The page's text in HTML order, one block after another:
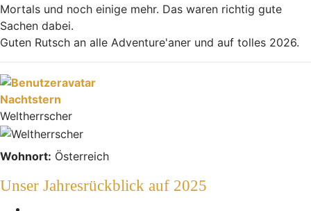
Mortals und noch einige mehr. Das waren richtig gute
Sachen dabei.
Guten Rutsch an alle Adventure'aner und auf tolles 2026.
Nachtstern
Weltherrscher
Wohnort: Österreich
Unser Jahresrückblick auf 2025